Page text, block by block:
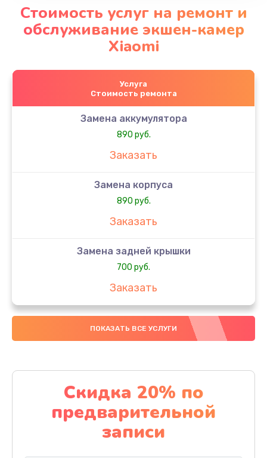
Стоимость услуг на ремонт и
обслуживание экшен-камер
Xiaomi
Услуга
Стоимость ремонта
Замена аккумулятора
890 руб.
Заказать
Замена корпуса
890 руб.
Заказать
Замена задней крышки
700 руб.
Заказать
Комплексная чистка
900 руб.
Замена стекла
1100 руб.
Заказать
ПОКАЗАТЬ ВСЕ УСЛУГИ
Скидка 20% по
предварительной
записи